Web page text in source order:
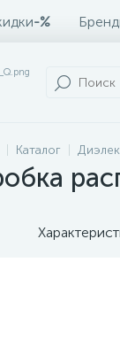
-%
Каталог